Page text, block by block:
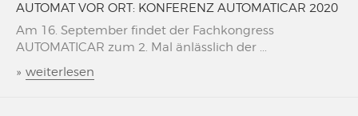
AUTOMAT VOR ORT: KONFERENZ AUTOMATICAR 2020
Am 16. September findet der Fachkongress
AUTOMATICAR zum 2. Mal änlässlich der ...
» weiterlesen